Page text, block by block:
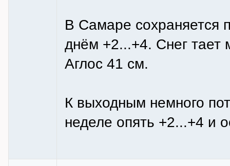
В Самаре сохраняется
днём +2...+4. Снег
Аглос 41 см.
К выходным немного
неделе опять +2...+4 и